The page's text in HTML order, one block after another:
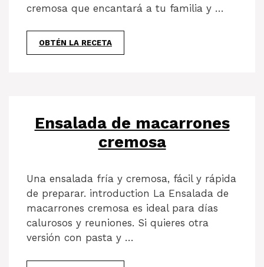
cremosa que encantará a tu familia y …
OBTÉN LA RECETA
Ensalada de macarrones
cremosa
Una ensalada fría y cremosa, fácil y rápida
de preparar. introduction La Ensalada de
macarrones cremosa es ideal para días
calurosos y reuniones. Si quieres otra
versión con pasta y …